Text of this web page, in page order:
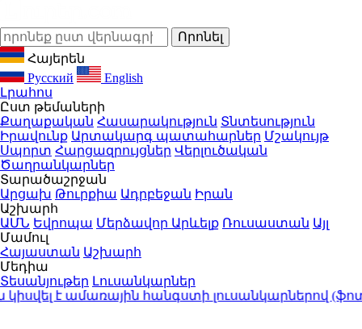
Հայերեն
Русский
English
Լրահոս
Ըստ թեմաների
Քաղաքական Հասարակություն Տնտեսություն
Իրավունք Արտակարգ պատահարներ Մշակույթ
Սպորտ Հարցազրույցներ Վերլուծական
Ծաղրանկարներ
Տարածաշրջան
Արցախ Թուրքիա Ադրբեջան Իրան
Աշխարհ
ԱՄՆ Եվրոպա Մերձավոր Արևելք Ռուսաստան Այլ
Մամուլ
Հայաստան Աշխարհ
Մեդիա
Տեսանյութեր Լուսանկարներ
է ամառային հանգստի լուսանկարներով